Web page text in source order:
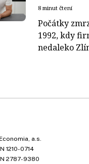
8 minut čtení
Počátky
1992, kdy
nedaleko
a.s.
1210-0714
2787-9380